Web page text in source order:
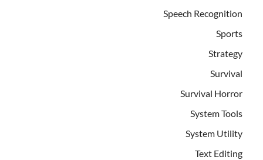
Speech Recognition
Sports
Strategy
Survival
Survival Horror
System Tools
System Utility
Text Editing